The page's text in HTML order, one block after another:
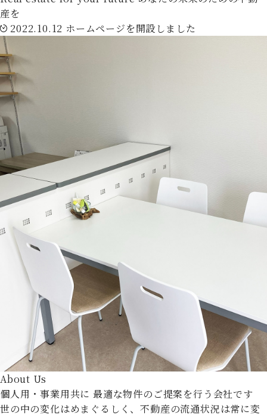
産を
2022.10.12 ホームページを開設しました
About Us
個人用・事業用共に 最適な物件のご提案を行う会社です
世の中の変化はめまぐるしく、不動産の流通状況は常に変